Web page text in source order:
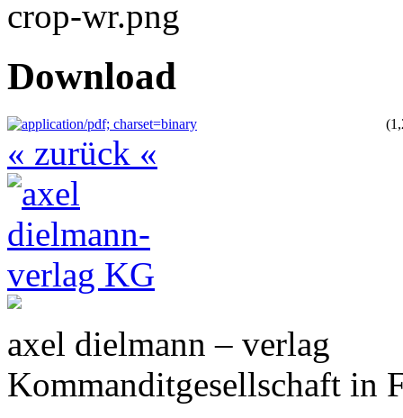
Download
« zurück «
axel dielmann – verlag
Kommanditgesellschaft in